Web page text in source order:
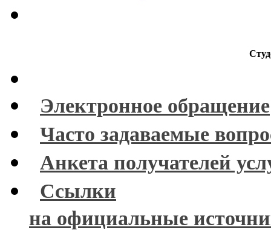
Электронное обращение
Часто задаваемые
Анкета получателей
Ссылки
на официальные